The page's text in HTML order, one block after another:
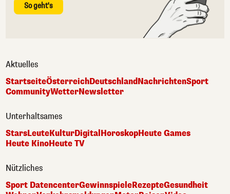
So geht's
Aktuelles
StartseiteÖsterreichDeutschlandNachrichtenSport
CommunityWetterNewsletter
Unterhaltsames
StarsLeuteKulturDigitalHoroskopHeute Games
Heute KinoHeute TV
Nützliches
Sport DatencenterGewinnspieleRezepteGesundheit